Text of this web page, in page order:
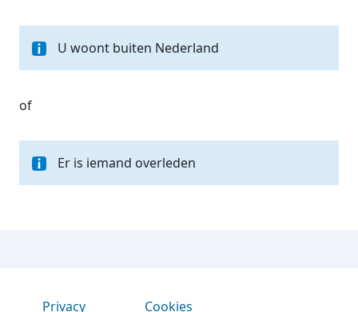
U woont buiten Nederland
of
Er is iemand overleden